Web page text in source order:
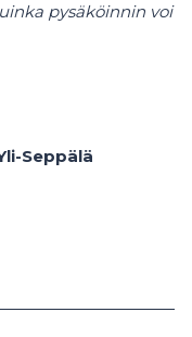
pysäköinnin voi
Seppälä